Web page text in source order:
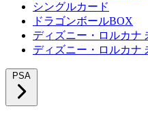
シングルカード
ドラゴンボールBOX
ディズニー・ロルカナ
ディズニー・ロルカナ
PSA